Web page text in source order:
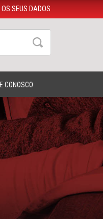
SEUS DADOS
CONOSCO